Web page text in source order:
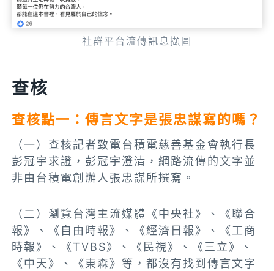
社群平台流傳訊息擷圖
查核
查核點一：傳言文字是張忠謀寫的嗎？
（一）查核記者致電台積電慈善基金會執行長
彭冠宇求證，彭冠宇澄清，網路流傳的文字並
非由台積電創辦人張忠謀所撰寫。
（二）瀏覽台灣主流媒體《中央社》、《聯合
報》、《自由時報》、《經濟日報》、《工商
時報》、《TVBS》、《民視》、《三立》、
《中天》、《東森》等，都沒有找到傳言文字